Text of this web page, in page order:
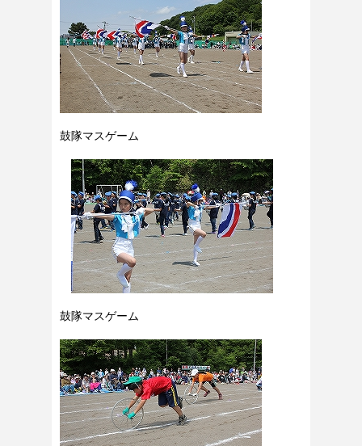
鼓隊マスゲーム
鼓隊マスゲーム